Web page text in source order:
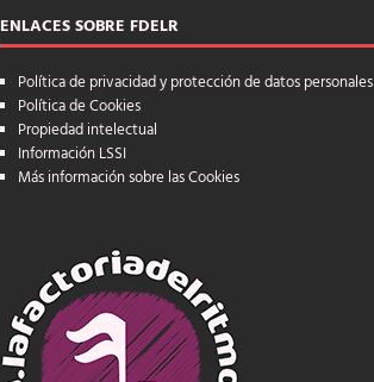
ENLACES SOBRE FDELR
Política de privacidad y protección de datos personales
Política de Cookies
Propiedad intelectual
Información LSSI
Más información sobre las Cookies